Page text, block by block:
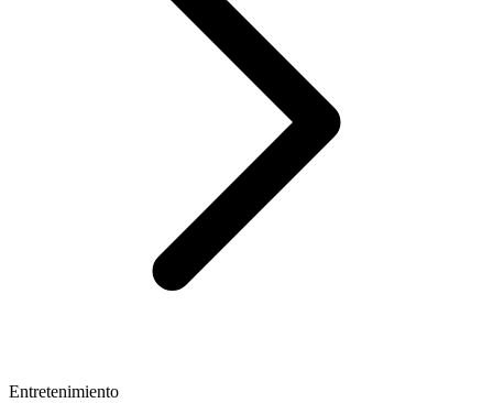
Entretenimiento